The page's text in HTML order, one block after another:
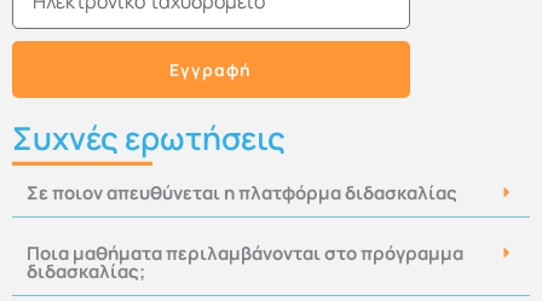
Εγγραφή
Συχνές ερωτήσεις
Σε ποιον απευθύνεται η πλατφόρμα διδασκαλίας
Ποια μαθήματα περιλαμβάνονται στο πρόγραμμα
διδασκαλίας;